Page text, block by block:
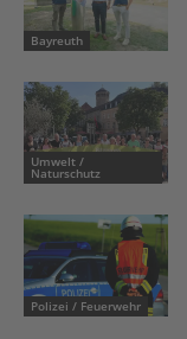
Bayreuth
Umwelt /
Naturschutz
Polizei / Feuerwehr